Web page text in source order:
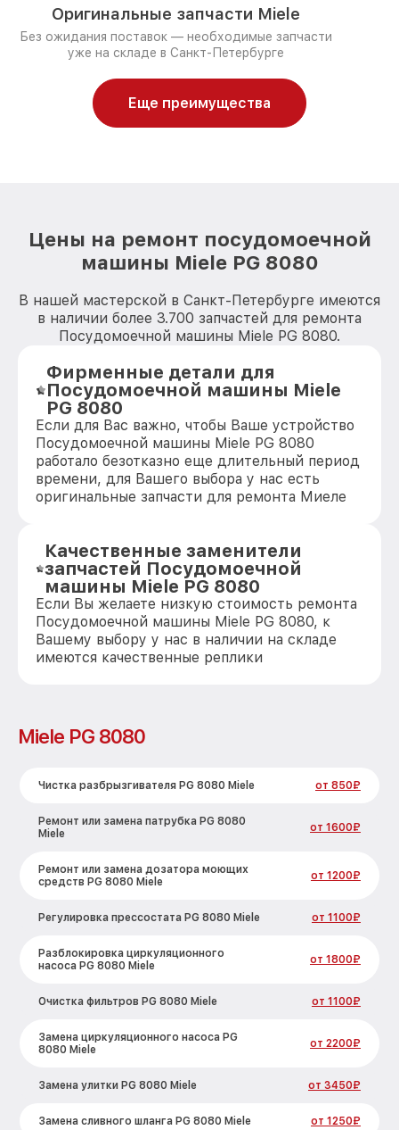
Оригинальные запчасти Miele
Без ожидания поставок — необходимые запчасти
уже на складе в Санкт-Петербурге
Еще преимущества
Цены на ремонт посудомоечной
машины Miele PG 8080
В нашей мастерской в Санкт-Петербурге имеются
в наличии более 3.700 запчастей для ремонта
Посудомоечной машины Miele PG 8080.
Фирменные детали для
Посудомоечной машины Miele
PG 8080
Если для Вас важно, чтобы Ваше устройство
Посудомоечной машины Miele PG 8080
работало безотказно еще длительный период
времени, для Вашего выбора у нас есть
оригинальные запчасти для ремонта Миеле
Качественные заменители
запчастей Посудомоечной
машины Miele PG 8080
Если Вы желаете низкую стоимость ремонта
Посудомоечной машины Miele PG 8080, к
Вашему выбору у нас в наличии на складе
имеются качественные реплики
Miele PG 8080
Чистка разбрызгивателя PG 8080 Miele от 850₽
Ремонт или замена патрубка PG 8080
Miele
от 1600₽
Ремонт или замена дозатора моющих
средств PG 8080 Miele
от 1200₽
Регулировка прессостата PG 8080 Miele от 1100₽
Разблокировка циркуляционного
насоса PG 8080 Miele
от 1800₽
Очистка фильтров PG 8080 Miele от 1100₽
Замена циркуляционного насоса PG
8080 Miele
от 2200₽
Замена улитки PG 8080 Miele от 3450₽
Замена сливного шланга PG 8080 Miele от 1250₽